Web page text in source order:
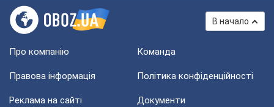
В начало
Про компанію Команда
Правова інформація Політика конфіденційності
Реклама на сайті Документи